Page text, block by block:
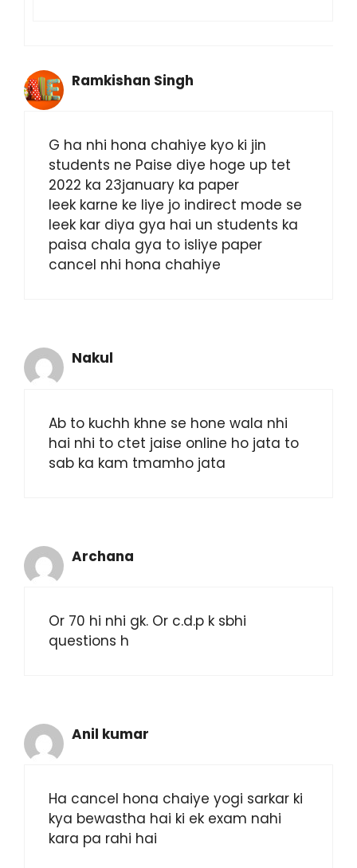
Ramkishan Singh
G ha nhi hona chahiye kyo ki jin
students ne Paise diye hoge up tet
2022 ka 23january ka paper
leek karne ke liye jo indirect mode se
leek kar diya gya hai un students ka
paisa chala gya to isliye paper
cancel nhi hona chahiye
Nakul
Ab to kuchh khne se hone wala nhi
hai nhi to ctet jaise online ho jata to
sab ka kam tmamho jata
Archana
Or 70 hi nhi gk. Or c.d.p k sbhi
questions h
Anil kumar
Ha cancel hona chaiye yogi sarkar ki
kya bewastha hai ki ek exam nahi
kara pa rahi hai